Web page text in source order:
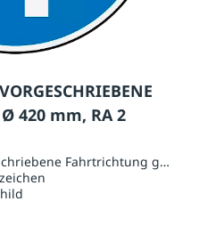
Ø 420 mm, RA 2
Fahrtrichtung geradaus